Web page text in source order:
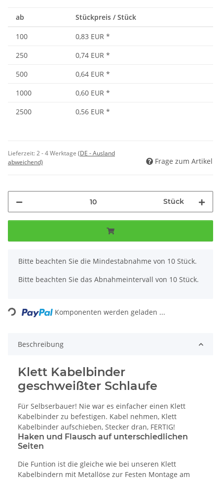
ab Stückpreis / Stück
100 0,83 EUR *
250
0,74 EUR *
500
0,64 EUR *
1000
0,60 EUR *
2500
0,56 EUR *
Lieferzeit:2 - 4 Werktage (DE - Ausland
abweichend)
Frage zum Artikel
Stück
x
Bitte beachten Sie die Mindestabnahme von 10 Stück.
Bitte beachten Sie das Abnahmeintervall von 10 Stück.
Loading... Komponenten werden geladen ...
Beschreibung
Klett Kabelbinder
geschweißter Schlaufe
Für Selbserbauer! Nie war es einfacher einen Klett
Kabelbinder zu befestigen. Kabel nehmen, Klett
Kabelbinder aufschieben, Stecker dran, FERTIG!
Haken und Flausch auf unterschiedlichen
Seiten
Die Funtion ist die gleiche wie bei unseren Klett
Kabelbindern mit Metallöse zur Festen Montage am